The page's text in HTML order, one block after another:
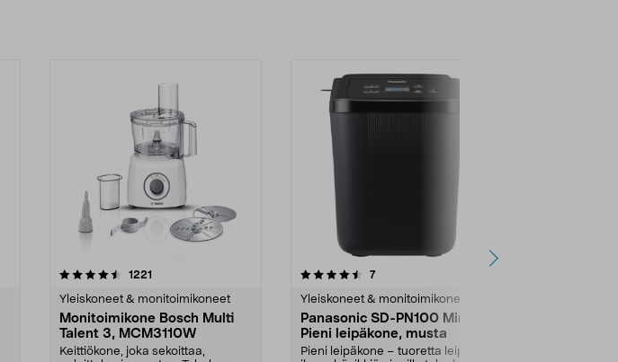
1221
Yleiskoneet & monitoimikoneet
Monitoimikone Bosch Multi
Talent 3, MCM3110W
Keittiökone, joka sekoittaa,
4.5 viidestä
7arvostelut
Yleiskoneet & monitoimikoneet
Panasonic SD-PN100 Mini
Pieni leipäkone, musta
Pieni leipäkone – tuoretta leipää
4.0 viidestä